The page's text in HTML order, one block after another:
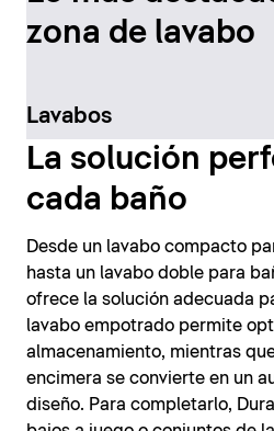
zona de lavabo
Lavabos
La solución
cada baño
Desde un lavabo compacto
hasta un lavabo doble para
ofrece la solución adecuada
lavabo empotrado permite
almacenamiento, mientras
encimera se convierte en un
diseño. Para completarlo,